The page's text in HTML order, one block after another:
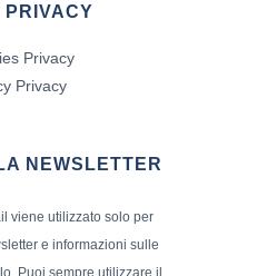
PRIVACY
Privacy
Privacy
NEWSLETTER
viene utilizzato solo per
e informazioni sulle
Puoi sempre utilizzare il